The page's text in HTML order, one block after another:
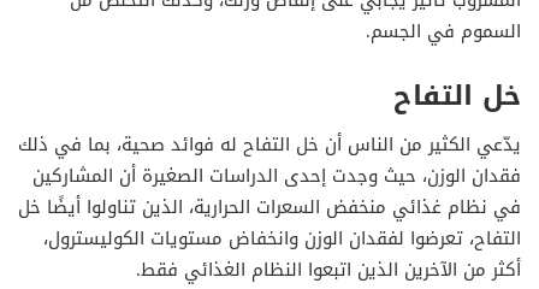
السموم في الجسم.
خل التفاح
يدّعي الكثير من الناس أن خل التفاح له فوائد صحية، بما في ذلك
فقدان الوزن، حيث وجدت إحدى الدراسات الصغيرة أن المشاركين
في نظام غذائي منخفض السعرات الحرارية، الذين تناولوا أيضًا خل
التفاح، تعرضوا لفقدان الوزن وانخفاض مستويات الكوليسترول،
أكثر من الآخرين الذين اتبعوا النظام الغذائي فقط.